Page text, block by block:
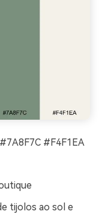
#F4F1EA
tijolos ao sol e